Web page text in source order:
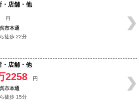
・店舗・他
円
市本通
徒歩 22分
・店舗・他
2258
円
市本通
徒歩 15分